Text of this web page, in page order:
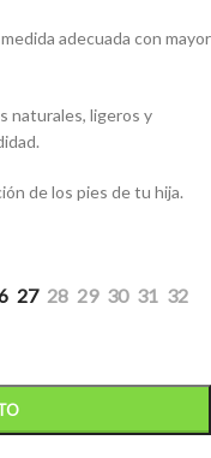
adecuada con mayor
naturales, ligeros y
de los pies de tu hija.
27 28 29 30 31 32